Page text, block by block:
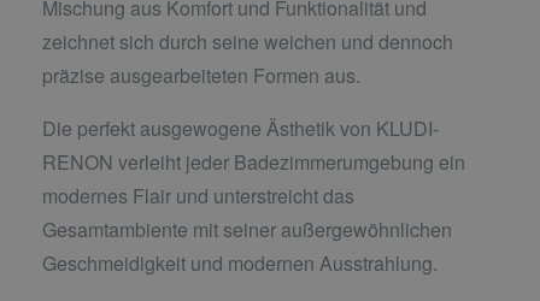
Mischung aus Komfort und Funktionalität und
zeichnet sich durch seine weichen und dennoch
präzise ausgearbeiteten Formen aus.
Die perfekt ausgewogene Ästhetik von KLUDI-
RENON verleiht jeder Badezimmerumgebung ein
modernes Flair und unterstreicht das
Gesamtambiente mit seiner außergewöhnlichen
Geschmeidigkeit und modernen Ausstrahlung.